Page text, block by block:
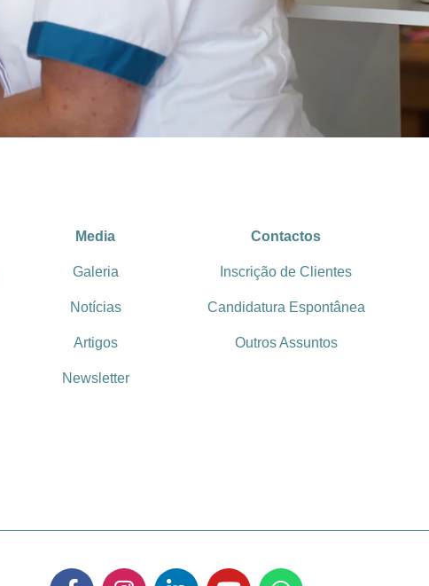
Media
Galeria
Notícias
Artigos
Newsletter
Contactos
Inscrição de Clientes
Candidatura Espontânea
Outros Assuntos